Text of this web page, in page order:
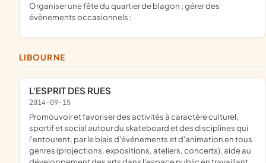
organiser une fête du quartier de blagon ; gérer des
évènements occasionnels ;
LIBOURNE
L'ESPRIT DES RUES
2014-09-15
promouvoir et favoriser des activités à caractère culturel,
sportif et social autour du skateboard et des disciplines qui
l'entourent, par le biais d'événements et d'animation en tous
genres (projections, expositions, ateliers, concerts), aide au